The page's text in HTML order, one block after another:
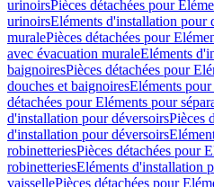
urinoirsPièces détachées pour
urinoirsEléments d'installation pour
muralePièces détachées pour
avec évacuation muraleEléments
baignoiresPièces détachées pour
douches et baignoiresEléments
détachées pour Eléments pour
d'installation pour déversoirsPièces
d'installation pour déversoirs
robinetteriesPièces détachées pour
robinetteriesEléments d'installation
vaissellePièces détachées pour